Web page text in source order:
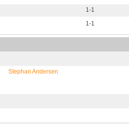
1-1
1-1
Stephan Andersen